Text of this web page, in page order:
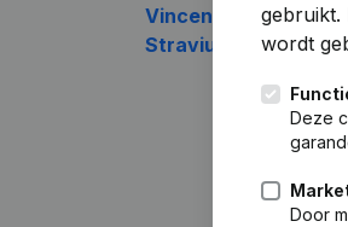
Vincent MAILLARD
Stravius
(BE
gebruikt.
wordt
Deze
Door